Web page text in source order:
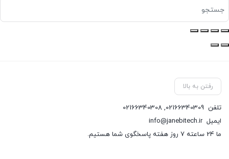
رفتن به بالا
تلفن 02166340309
,
02166340308
ایمیلinfo@janebitech.ir
ما 24 ساعته 7 روز هفته پاسخگوی شما هستیم.